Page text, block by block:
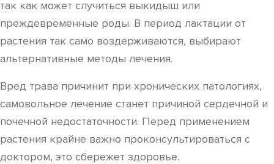
так как может случиться выкидыш или
преждевременные роды. В период лактации от
растения так само воздерживаются, выбирают
альтернативные методы лечения.
Вред трава причинит при хронических патологиях,
самовольное лечение станет причиной сердечной и
почечной недостаточности. Перед применением
растения крайне важно проконсультироваться с
доктором, это сбережет здоровье.